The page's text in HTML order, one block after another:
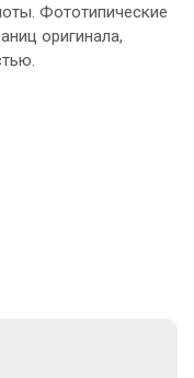
Фототипические
оригинала,